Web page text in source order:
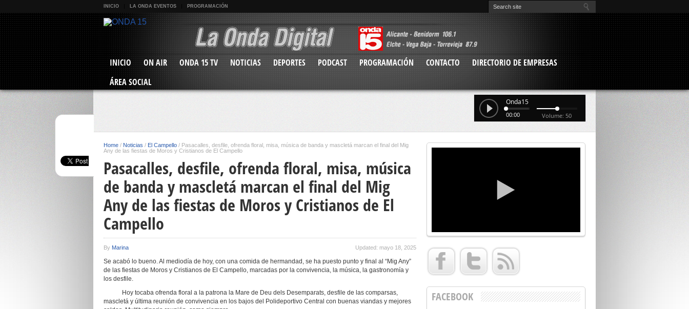
INICIO LA ONDA EVENTOS PROGRAMACIÓN
INICIO ON AIR ONDA 15 TV NOTICIAS DEPORTES PODCAST PROGRAMACIÓN CONTACTO
DIRECTORIO DE EMPRESAS
ÁREA SOCIAL
Onda15
00:00 Volume: 50
Home / Noticias / El Campello / Pasacalles, desfile, ofrenda floral, misa, música de banda y mascletá marcan el final del Mig
Any de las fiestas de Moros y Cristianos de El Campello
Pasacalles, desfile, ofrenda floral, misa, música
de banda y mascletá marcan el final del Mig
Any de las fiestas de Moros y Cristianos de El
Campello
By Marina Updated: mayo 18, 2025
Se acabó lo bueno. Al mediodía de hoy, con una comida de hermandad, se ha puesto punto y final al “Mig Any”
de las fiestas de Moros y Cristianos de El Campello, marcadas por la convivencia, la música, la gastronomía y
los desfile.
Hoy tocaba ofrenda floral a la patrona la Mare de Deu dels Desemparats, desfile de las comparsas,
mascletá y última reunión de convivencia en los bajos del Polideportivo Central con buenas viandas y mejores
FACEBOOK